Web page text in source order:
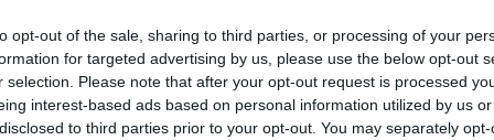
opt-out of the sale, sharing to third parties, or processing of your
for targeted advertising by us, please use the below opt-out
selection. Please note that after your opt-out request is processed
interest-based ads based on personal information utilized by us
to third parties prior to your opt-out. You may separately